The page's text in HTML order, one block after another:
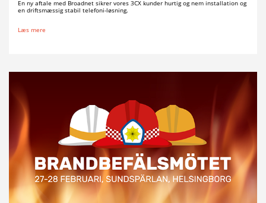
En ny aftale med Broadnet sikrer vores 3CX kunder hurtig og nem installation og
en driftsmæssig stabil telefoni-løsning.
Læs mere